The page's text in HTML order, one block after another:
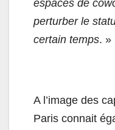
espaces de
perturber le
certain temps. »
A l’image des
Paris connait